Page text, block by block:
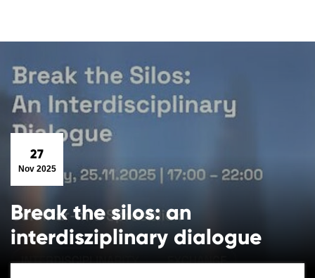
27
Nov 2025
Break the silos: an
interdisziplinary dialogue